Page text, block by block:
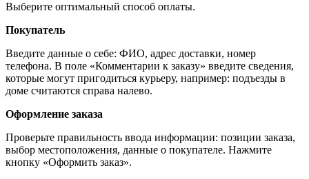
Выберите оптимальный способ оплаты.
Покупатель
Введите данные о себе: ФИО, адрес доставки, номер
телефона. В поле «Комментарии к заказу» введите сведения,
которые могут пригодиться курьеру, например: подъезды в
доме считаются справа налево.
Оформление заказа
Проверьте правильность ввода информации: позиции заказа,
выбор местоположения, данные о покупателе. Нажмите
кнопку «Оформить заказ».